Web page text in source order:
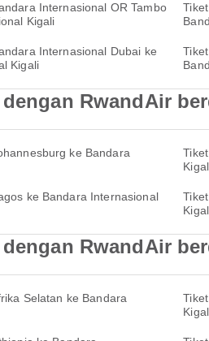
Internasional OR Tambo
Kigali
Internasional Dubai ke
Kigali
RwandAir
ke Bandara
ke Bandara Internasional
RwandAir
Selatan ke Bandara